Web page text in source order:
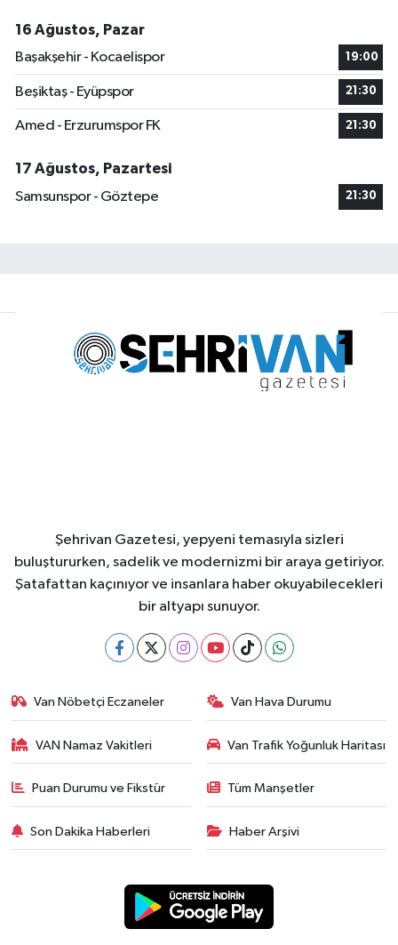
16 Ağustos, Pazar
Başakşehir - Kocaelispor
19:00
Beşiktaş - Eyüpspor 21:30
Amed - Erzurumspor FK 21:30
17 Ağustos, Pazartesi
Samsunspor - Göztepe
21:30
Şehrivan Gazetesi, yepyeni temasıyla sizleri
buluştururken, sadelik ve modernizmi bir araya getiriyor.
Şatafattan kaçınıyor ve insanlara haber okuyabilecekleri
bir altyapı sunuyor.
Van Nöbetçi Eczaneler Van Hava Durumu
VAN Namaz Vakitleri Van Trafik Yoğunluk Haritası
Puan Durumu ve Fikstür Tüm Manşetler
Son Dakika Haberleri Haber Arşivi